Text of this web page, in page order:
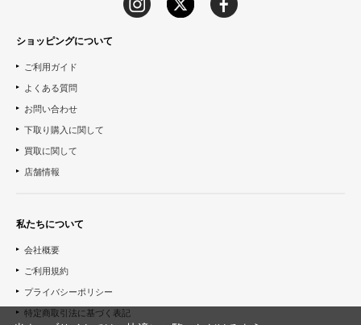
ショッピングについて
ご利用ガイド
よくある質問
お問い合わせ
下取り購入に関して
買取に関して
店舗情報
私たちについて
会社概要
ご利用規約
プライバシーポリシー
特定商取引法に基づく表記